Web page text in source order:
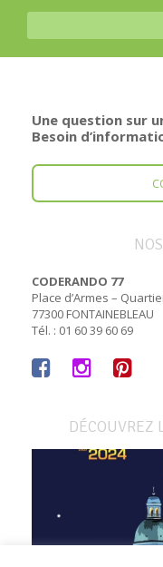
Une question sur
Besoin
CODERANDO 77
Place d’Armes –
77300 FONTAINEBLEAU
Tél. : 01 60 39 60 69
DÉCOUVREZ